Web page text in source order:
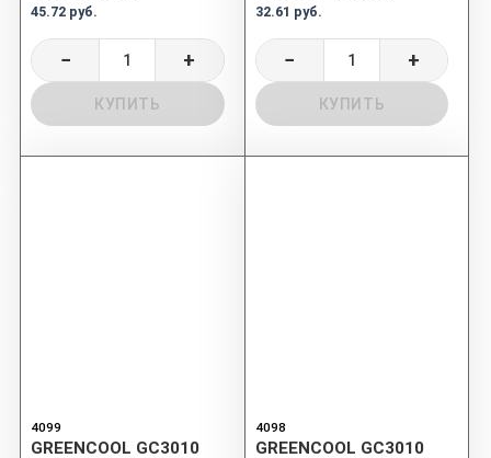
45.72 руб.
− +
КУПИТЬ
32.61 руб.
− +
КУПИТЬ
4099
GREENCOOL GC3010
4098
GREENCOOL GC3010